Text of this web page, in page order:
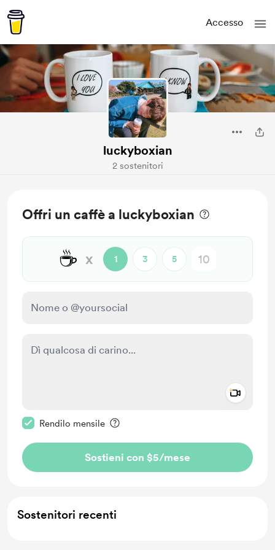
Accesso
luckyboxian
2 sostenitori
Offri un caffè a luckyboxian
☕ x 1 3 5
Rendilo mensile
Sostieni con $5/mese
Sostenitori recenti